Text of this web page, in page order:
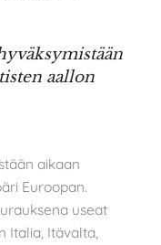
aallon
aikaan
Euroopan.
useat
Italia, Itävalta,